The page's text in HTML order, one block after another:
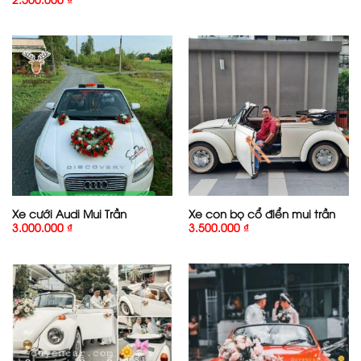
Xe cưới Audi Mui Trần
3.000.000 ₫
Xe con bọ cổ điển mui trần
3.500.000 ₫